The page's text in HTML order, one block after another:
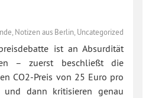
Notizen aus Berlin Uncategorized
ist an Absurdität
– zuerst beschließt die
CO2-Preis von 25 Euro pro
und dann kritisieren genau